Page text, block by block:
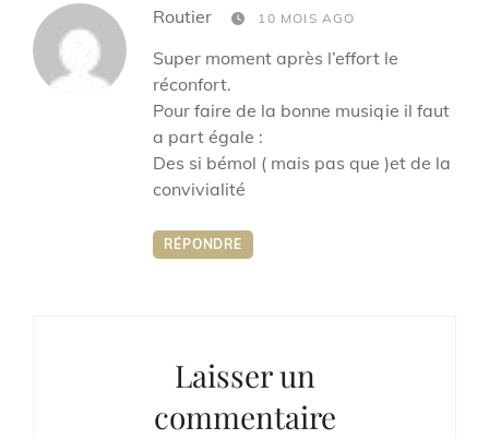
Routier says: 10 MOIS AGO
Super moment après l’effort le
réconfort.
Pour faire de la bonne musiqie il faut
a part égale :
Des si bémol ( mais pas que )et de la
convivialité
RÉPONDRE
Laisser un
commentaire